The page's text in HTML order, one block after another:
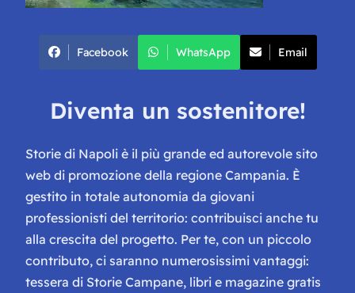
Facebook WhatsApp Email
Diventa un sostenitore!
Storie di Napoli è il più grande ed autorevole sito
web di promozione della regione Campania. È
gestito in totale autonomia da giovani
professionisti del territorio: contribuisci anche tu
alla crescita del progetto. Per te, con un piccolo
contributo, ci saranno numerosissimi vantaggi:
tessera di Storie Campane, libri e magazine gratis